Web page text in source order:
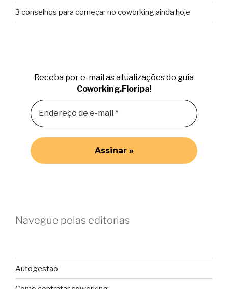
3 conselhos para começar no coworking ainda hoje
Receba por e-mail as atualizações do guia
Coworking.Floripa!
Navegue pelas editorias
Autogestão